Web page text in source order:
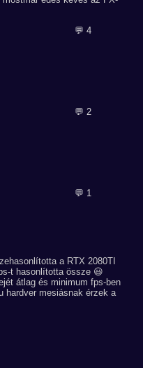
💬 4
💬 2
💬 1
a RTX 2080TI
t hasonlította össze 😃
átlag és minimum fps-ben
hardver mesiásnak érzek a